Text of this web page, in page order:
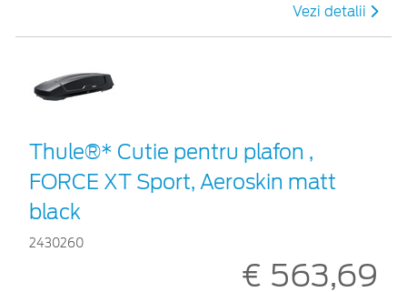
Vezi detalii
Thule®* Cutie pentru plafon ,
FORCE XT Sport, Aeroskin matt
black
2430260
€ 563,69